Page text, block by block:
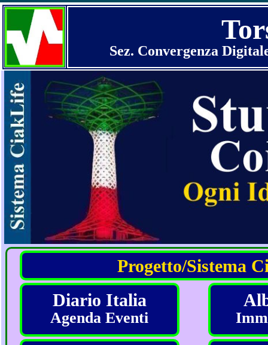
Sez. Convergenza
Progetto/Sistema
Diario Italia
Agenda Eventi